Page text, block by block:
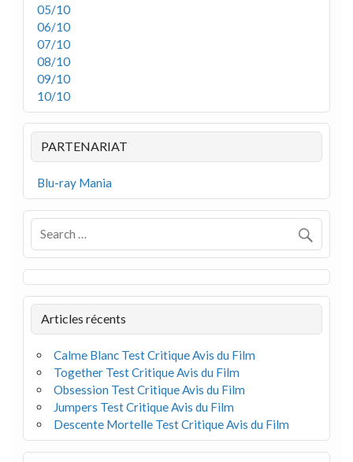
05/10
06/10
07/10
08/10
09/10
10/10
PARTENARIAT
Blu-ray Mania
Articles récents
Calme Blanc Test Critique Avis du Film
Together Test Critique Avis du Film
Obsession Test Critique Avis du Film
Jumpers Test Critique Avis du Film
Descente Mortelle Test Critique Avis du Film